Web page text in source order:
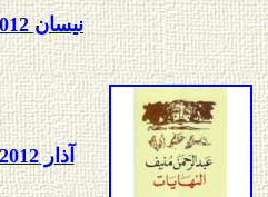
نيسان 2012
آذار 2012